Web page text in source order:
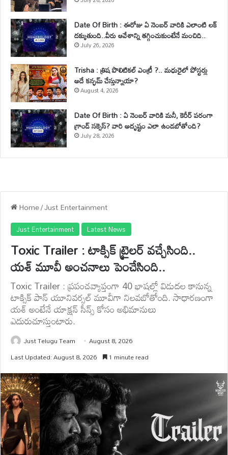
Date Of Birth : ఈరోజు ఏ నెంబర్ వారికి ఎలాంటి లక్
దక్కుతుంది..వీరు ఆవేశాన్ని తగ్గించుకుంటేనే మంచిది..
July 26, 2026
Trisha : త్రిష పొలిటికల్ ఎంట్రీ ?.. మధురైలో పోస్టర్లు
అదే కన్ఫమ్ చేస్తున్నాయా?
August 4, 2026
Date Of Birth : ఏ నెంబర్ వారికి మనీ, కెరీర్ పరంగా
గ్రాండ్ సక్సెస్? వారి అదృష్టం ఎలా ఉండబోతోంది?
July 28, 2026